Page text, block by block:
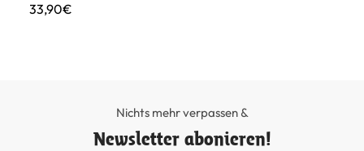
33,90€
Nichts mehr verpassen &
Newsletter abonieren!